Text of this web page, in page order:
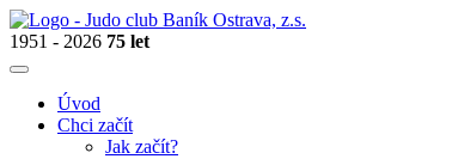
1951 - 2026 75 let
Úvod
Chci začít
Jak začít?